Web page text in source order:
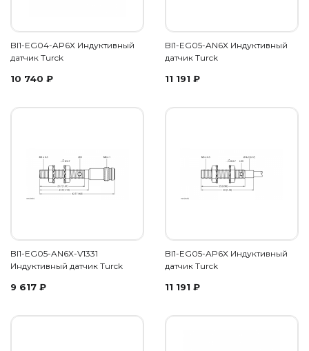
BI1-EG04-AP6X Индуктивный
датчик Turck
10 740 ₽
BI1-EG05-AN6X Индуктивный
датчик Turck
11 191 ₽
BI1-EG05-AN6X-V1331
Индуктивный датчик Turck
9 617 ₽
BI1-EG05-AP6X Индуктивный
датчик Turck
11 191 ₽